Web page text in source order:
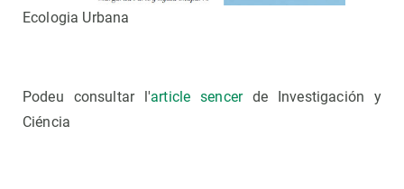
Ecologia Urbana
Podeu consultar l'article sencer de Investigación y
Ciéncia